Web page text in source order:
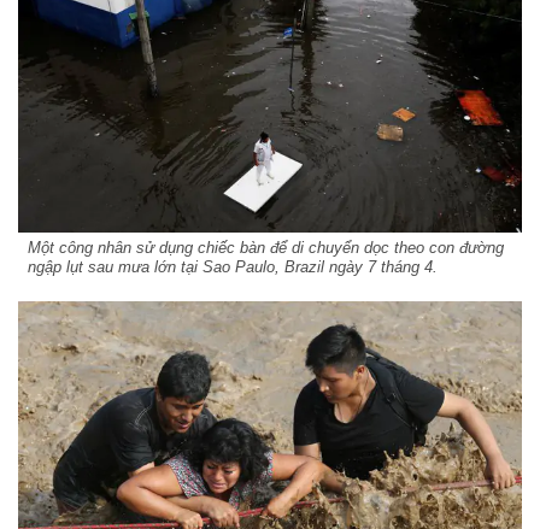
Một công nhân sử dụng chiếc bàn để di chuyển dọc theo con đường
ngập lụt sau mưa lớn tại Sao Paulo, Brazil ngày 7 tháng 4.